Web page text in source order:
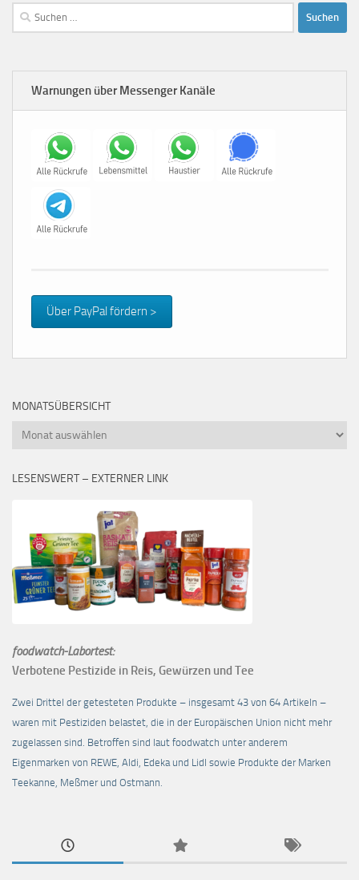
Suchen
nach:
Warnungen über Messenger Kanäle
Über PayPal fördern >
MONATSÜBERSICHT
Monatsübersicht
LESENSWERT – EXTERNER LINK
foodwatch-Labortest:
Verbotene Pestizide in Reis, Gewürzen und Tee
Zwei Drittel der getesteten Produkte – insgesamt 43 von 64 Artikeln –
waren mit Pestiziden belastet, die in der Europäischen Union nicht mehr
zugelassen sind. Betroffen sind laut foodwatch unter anderem
Eigenmarken von REWE, Aldi, Edeka und Lidl sowie Produkte der Marken
Teekanne, Meßmer und Ostmann.